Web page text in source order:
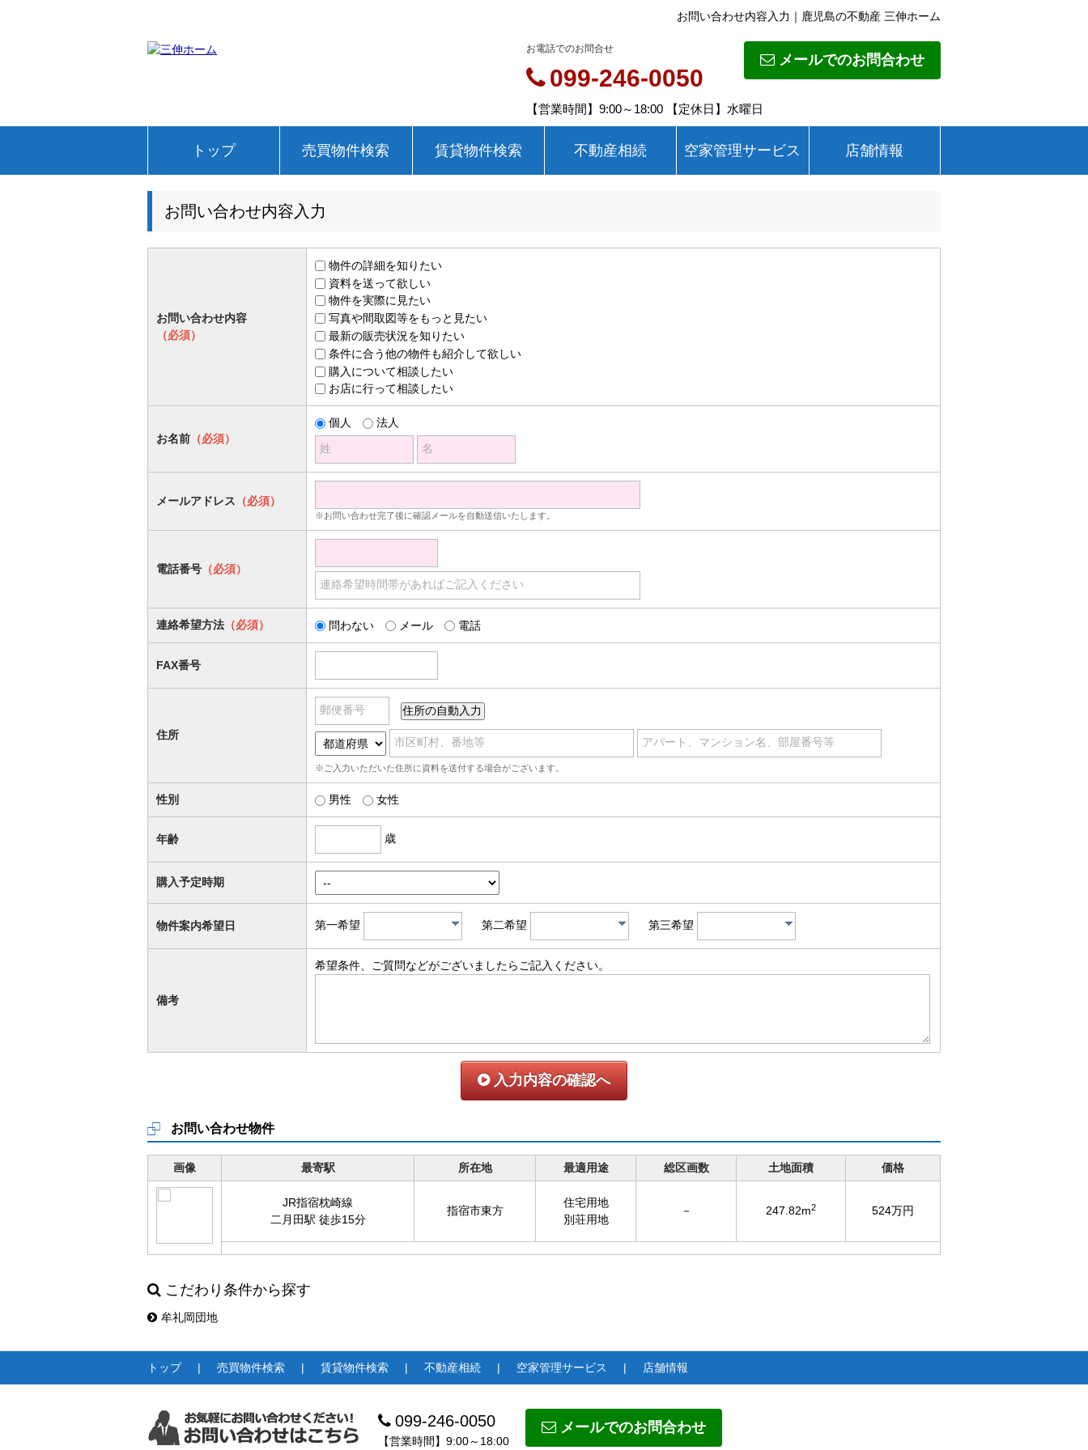
お問い合わせ内容入力｜鹿児島の不動産 三伸ホーム
メールでのお問合わせ
お電話でのお問合せ
099-246-0050
【営業時間】9:00～18:00 【定休日】水曜日
トップ 売買物件検索 賃貸物件検索 不動産相続 空家管理サービス 店舗情報
お問い合わせ内容入力
お問い合わせ内容
（必須）
物件の詳細を知りたい
資料を送って欲しい
物件を実際に見たい
写真や間取図等をもっと見たい
最新の販売状況を知りたい
条件に合う他の物件も紹介して欲しい
購入について相談したい
お店に行って相談したい
お名前 （必須）
個人
法人
姓
名
メールアドレス （必須）
※お問い合わせ完了後に確認メールを自動送信いたします。
電話番号 （必須）
連絡希望時間帯があればご記入ください
連絡希望方法 （必須） 問わない メール 電話
FAX番号
住所
郵便番号
市区町村、番地等 アパート、マンション名、部屋番号等
※ご入力いただいた住所に資料を送付する場合がございます。
性別 男性 女性
年齢 歳
購入予定時期
物件案内希望日 第一希望 第二希望 第三希望
備考
希望条件、ご質問などがございましたらご記入ください。
入力内容の確認へ
お問い合わせ物件
画像 最寄駅 所在地 最適用途 総区画数 土地面積 価格
JR指宿枕崎線
二月田駅 徒歩15分
指宿市東方
住宅用地
別荘用地
－ 247.82m2 524万円
こだわり条件から探す
牟礼岡団地
トップ 売買物件検索 賃貸物件検索 不動産相続 空家管理サービス 店舗情報
099-246-0050
【営業時間】9:00～18:00
メールでのお問合わせ